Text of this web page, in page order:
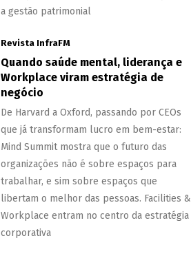
a gestão patrimonial
Revista InfraFM
Quando saúde mental, liderança e
Workplace viram estratégia de
negócio
De Harvard a Oxford, passando por CEOs
que já transformam lucro em bem-estar:
Mind Summit mostra que o futuro das
organizações não é sobre espaços para
trabalhar, e sim sobre espaços que
libertam o melhor das pessoas. Facilities &
Workplace entram no centro da estratégia
corporativa